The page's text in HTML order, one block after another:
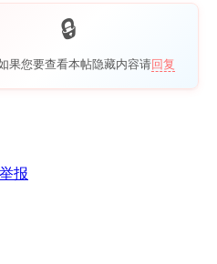
果您要查看本帖隐藏内容请回复
举报